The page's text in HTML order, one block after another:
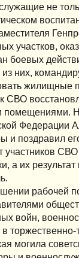
не
участков,
боевых
них,
жилищные
СВО
На
Федерации
и поздравил
участников
а их
рабочей
войн,
в
могила